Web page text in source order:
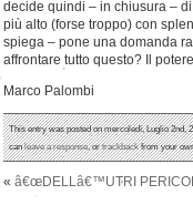
decide quindi – in chiusura –
più alto (forse troppo) con
spiega – pone una domanda
affrontare tutto questo? Il
Marco Palombi
This entry was posted on mercoledì, Luglio 2nd,
canleave a response, ortrackbackfrom your
« â€œDELLâ€™UTRI